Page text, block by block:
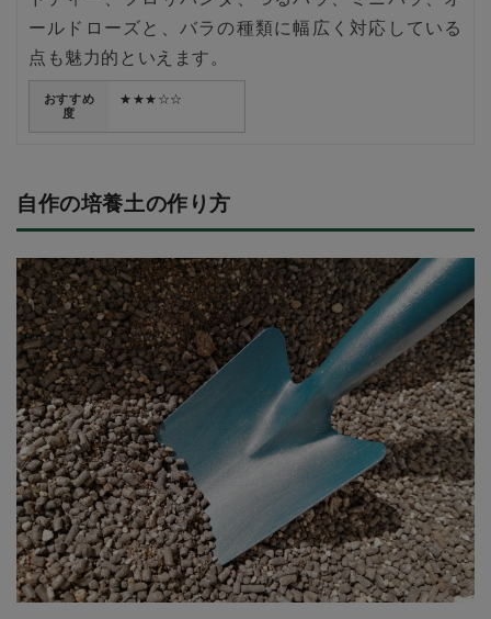
ールドローズと、バラの種類に幅広く対応している
点も魅力的といえます。
おすすめ
度
★★★☆☆
自作の培養土の作り方